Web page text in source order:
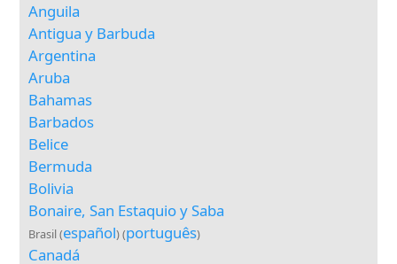
Anguila
Antigua y Barbuda
Argentina
Aruba
Bahamas
Barbados
Belice
Bermuda
Bolivia
Bonaire, San Estaquio y Saba
Brasil (español) (português)
Canadá